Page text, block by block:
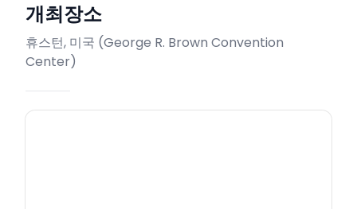
개최장소
휴스턴, 미국 (George R. Brown Convention
Center)